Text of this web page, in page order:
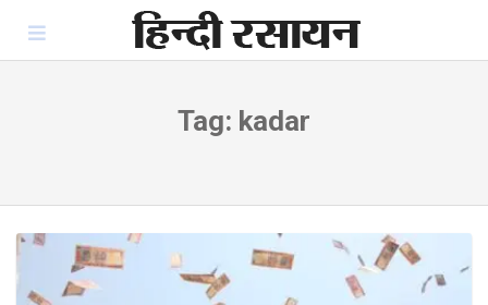
content
Tag: kadar